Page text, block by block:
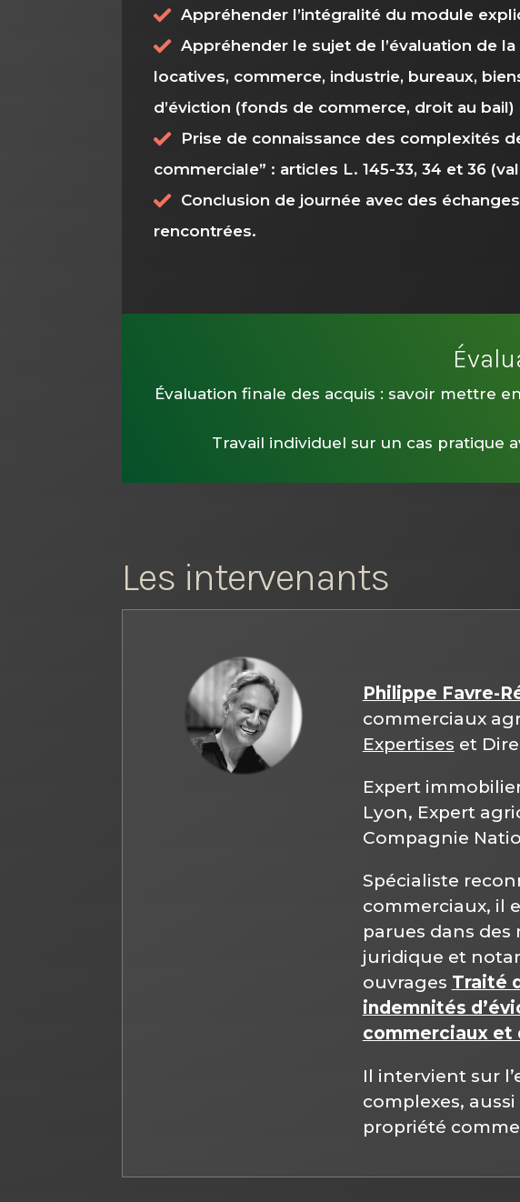
Appréhender l’intégralité du module
Appréhender le sujet de l’évaluation de
locatives, commerce, industrie, bureaux,
d’éviction (fonds de commerce, droit au
Prise de connaissance des complexités
commerciale” : articles L. 145-33, 34 et 36
Conclusion de journée avec des
rencontrées.
Évaluation finale des acquis : savoir mettre
Travail individuel sur un cas pratique
Les intervenants
Philippe Favre-
commerciaux
Expertises et
Expert
Lyon, Expert
Compagnie
Spécialiste
commerciaux, il
parues dans des
juridique et
ouvrages Traité
indemnités
commerciaux et
Il intervient sur
complexes,
propriété